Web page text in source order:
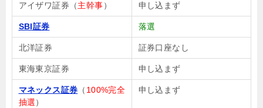
アイザワ証券（主幹事） 申し込まず
SBI証券 落選
北洋証券 証券口座なし
東海東京証券 申し込まず
マネックス証券 （ 100%完全
抽選）
申し込まず